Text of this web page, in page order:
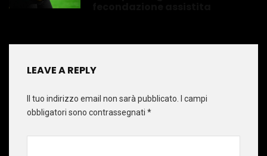
LEAVE A REPLY
Il tuo indirizzo email non sarà pubblicato.
I campi
obbligatori sono contrassegnati *